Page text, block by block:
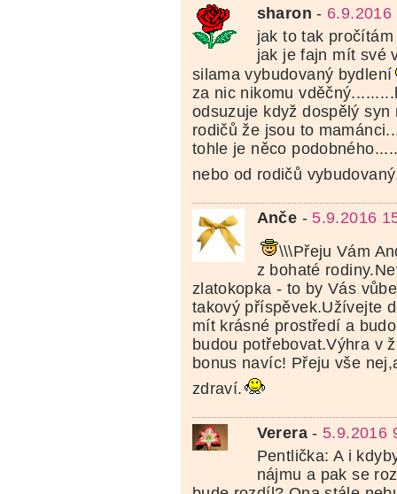
sharon - 6.9.2016
jak to tak
jak je fajn mít své
silama vybudovaný bydlení
za nic nikomu
odsuzuje když dospělý
rodičů že jsou to
tohle je něco
nebo od rodičů
Anče - 5.9.2016
\\\Přeju Vám
z bohaté
zlatokopka - to by Vás
takový příspěvek.Užívejte
mít krásné prostředí a
budou potřebovat.Výhra v
bonus navíc! Přeju vše
zdraví.
Verera- 5.9.2016
Pentlička: A i
nájmu a pak se